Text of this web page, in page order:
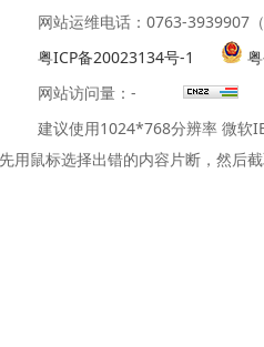
网站运维电话：0763-3939907
粤ICP备20023134号-1
网站访问量： -
建议使用1024*768分辨率 微软
用鼠标选择出错的内容片断，然后